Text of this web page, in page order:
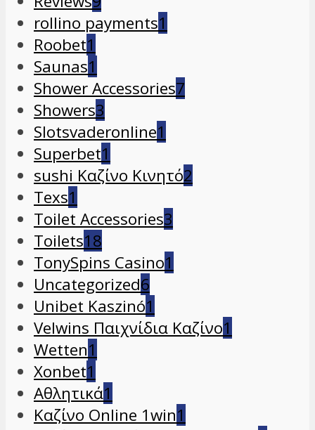
rollino payments1
Roobet1
Saunas1
Shower Accessories7
Showers3
Slotsvaderonline1
Superbet1
sushi Καζίνο Κινητό2
Texs1
Toilet Accessories3
Toilets18
TonySpins Casino1
Uncategorized6
Unibet Kaszinó1
Velwins Παιχνίδια Καζίνο1
Wetten1
Xonbet1
Αθλητικά1
Καζίνο Online 1win1